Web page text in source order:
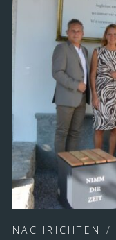
NACHRICHTEN /